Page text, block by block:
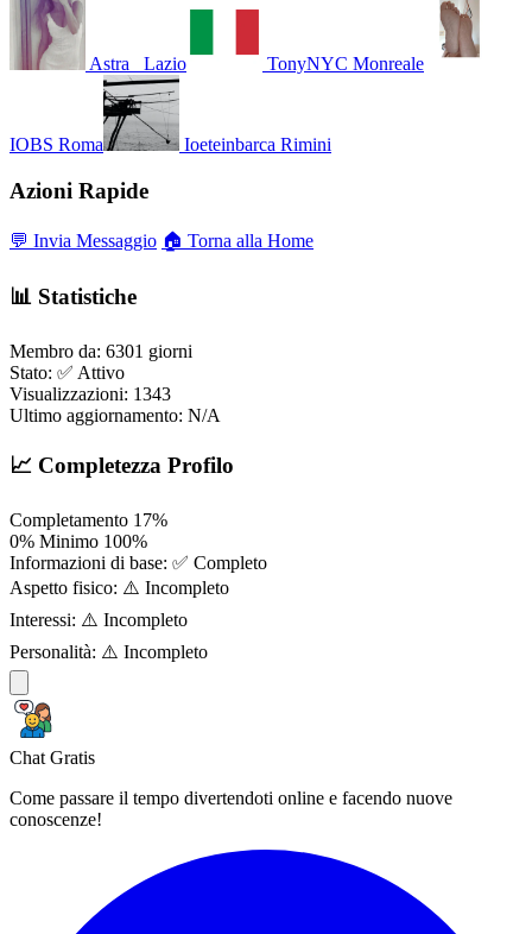
Astra_ Lazio TonyNYC Monreale
IOBS Roma Ioeteinbarca Rimini
Azioni Rapide
💬 Invia Messaggio 🏠 Torna alla Home
📊 Statistiche
Membro da: 6301 giorni
Stato: ✅ Attivo
Visualizzazioni: 1343
Ultimo aggiornamento: N/A
📈 Completezza Profilo
Completamento 17%
0% Minimo 100%
Informazioni di base: ✅ Completo
Aspetto fisico: ⚠️ Incompleto
Interessi: ⚠️ Incompleto
Personalità: ⚠️ Incompleto
Chat Gratis
Come passare il tempo divertendoti online e facendo nuove
conoscenze!